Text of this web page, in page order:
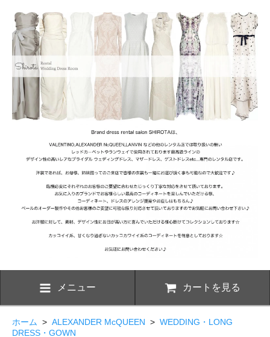
メニュー カートを見る
ホーム > ALEXANDER McQUEEN > WEDDING・LONG
DRESS・GOWN